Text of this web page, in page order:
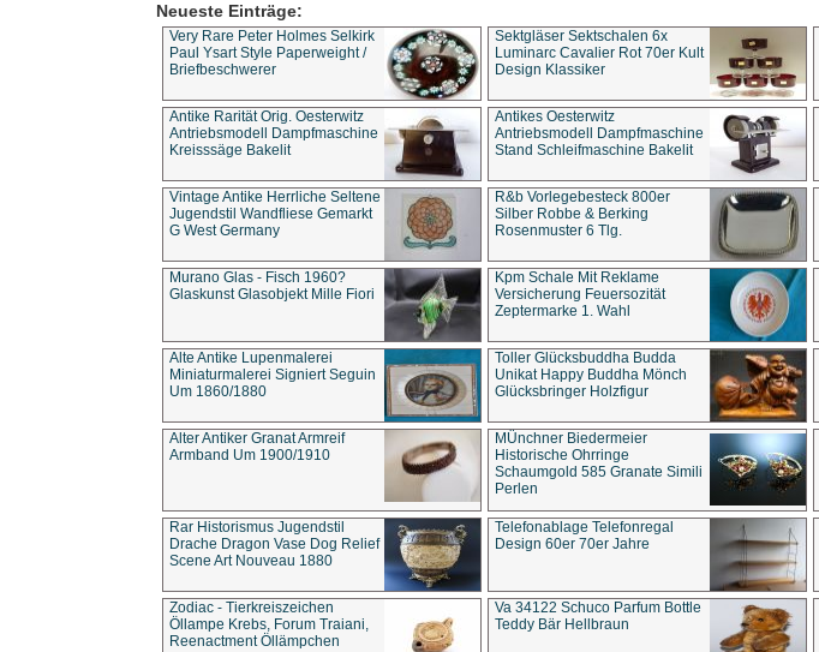
Neueste Einträge:
Very Rare Peter Holmes Selkirk
Paul Ysart Style Paperweight /
Briefbeschwerer
Sektgläser Sektschalen 6x
Luminarc Cavalier Rot 70er Kult
Design Klassiker
Antike Rarität Orig. Oesterwitz
Antriebsmodell Dampfmaschine
Kreisssäge Bakelit
Antikes Oesterwitz
Antriebsmodell Dampfmaschine
Stand Schleifmaschine Bakelit
Vintage Antike Herrliche Seltene
Jugendstil Wandfliese Gemarkt
G West Germany
R&b Vorlegebesteck 800er
Silber Robbe & Berking
Rosenmuster 6 Tlg.
Murano Glas - Fisch 1960?
Glaskunst Glasobjekt Mille Fiori
Kpm Schale Mit Reklame
Versicherung Feuersozität
Zeptermarke 1. Wahl
Alte Antike Lupenmalerei
Miniaturmalerei Signiert Seguin
Um 1860/1880
Toller Glücksbuddha Budda
Unikat Happy Buddha Mönch
Glücksbringer Holzfigur
Alter Antiker Granat Armreif
Armband Um 1900/1910
MÜnchner Biedermeier
Historische Ohrringe
Schaumgold 585 Granate Simili
Perlen
Rar Historismus Jugendstil
Drache Dragon Vase Dog Relief
Scene Art Nouveau 1880
Telefonablage Telefonregal
Design 60er 70er Jahre
Zodiac - Tierkreiszeichen
Öllampe Krebs, Forum Traiani,
Reenactment Öllämpchen
Va 34122 Schuco Parfum Bottle
Teddy Bär Hellbraun